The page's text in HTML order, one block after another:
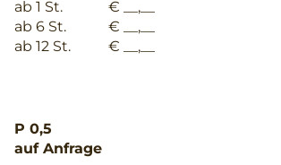
ab 1 St.
€ __,__
ab 6 St.
€ __,__
ab 12 St.
€ __,__
P 0,5
auf Anfrage